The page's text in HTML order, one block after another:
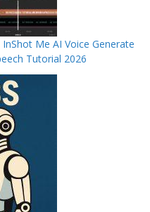
Me AI Voice Generate
Tutorial 2026